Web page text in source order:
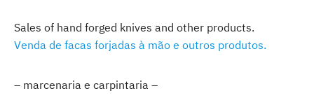
Sales of hand forged knives and other products.
Venda de facas forjadas à mão e outros produtos.
– marcenaria e carpintaria –